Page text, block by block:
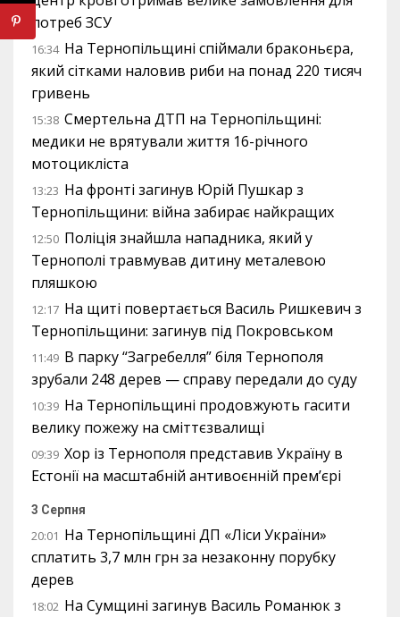
потреб ЗСУ
16:34 На Тернопільщині спіймали браконьєра,
який сітками наловив риби на понад 220 тисяч
гривень
15:38 Смертельна ДТП на Тернопільщині:
медики не врятували життя 16-річного
мотоцикліста
13:23 На фронті загинув Юрій Пушкар з
Тернопільщини: війна забирає найкращих
12:50 Поліція знайшла нападника, який у
Тернополі травмував дитину металевою
пляшкою
12:17 На щиті повертається Василь Ришкевич з
Тернопільщини: загинув під Покровськом
11:49 В парку “Загребелля” біля Тернополя
зрубали 248 дерев — справу передали до суду
10:39 На Тернопільщині продовжують гасити
велику пожежу на сміттєзвалищі
09:39 Хор із Тернополя представив Україну в
Естонії на масштабній антивоєнній прем’єрі
3 Серпня
20:01 На Тернопільщині ДП «Ліси України»
сплатить 3,7 млн грн за незаконну порубку
дерев
18:02 На Сумщині загинув Василь Романюк з